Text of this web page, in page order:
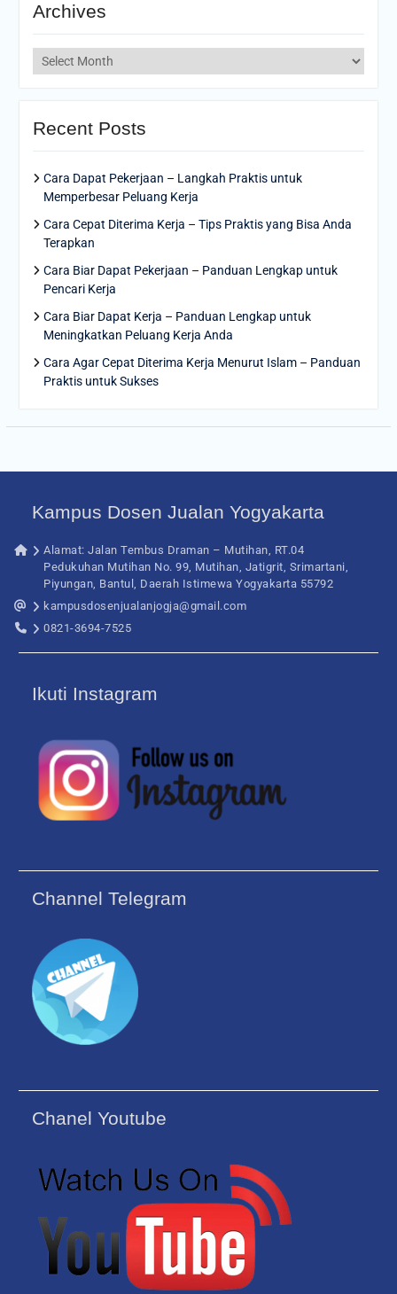
Archives
Archives
Recent Posts
Cara Dapat Pekerjaan – Langkah Praktis untuk
Memperbesar Peluang Kerja
Cara Cepat Diterima Kerja – Tips Praktis yang Bisa Anda
Terapkan
Cara Biar Dapat Pekerjaan – Panduan Lengkap untuk
Pencari Kerja
Cara Biar Dapat Kerja – Panduan Lengkap untuk
Meningkatkan Peluang Kerja Anda
Cara Agar Cepat Diterima Kerja Menurut Islam – Panduan
Praktis untuk Sukses
Kampus Dosen Jualan Yogyakarta
Alamat: Jalan Tembus Draman – Mutihan, RT.04
Pedukuhan Mutihan No. 99, Mutihan, Jatigrit, Srimartani,
Piyungan, Bantul, Daerah Istimewa Yogyakarta 55792
kampusdosenjualanjogja@gmail.com
0821-3694-7525
Ikuti Instagram
Channel Telegram
Chanel Youtube